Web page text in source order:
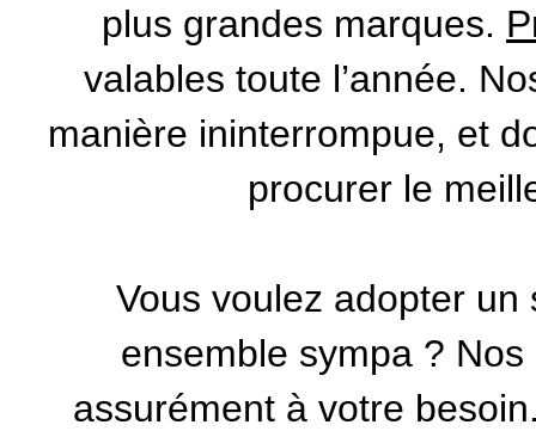
plus grandes marques.
valables toute l’année.
manière ininterrompue, et
procurer le
Vous voulez adopter
ensemble sympa ? Nos
assurément à votre